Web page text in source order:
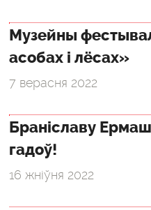
Музейны
асобах і лёсах»
7 верасня 2022
Браніславу
гадоў!
16 жніўня 2022